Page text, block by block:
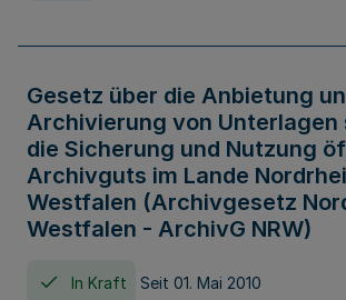
Gesetz über die Anbietung
Archivierung von Unterlagen
die Sicherung und Nutzung
Archivguts im Lande
Westfalen (Archivgesetz
Westfalen - ArchivG NRW)
In Kraft Seit 01. Mai 2010